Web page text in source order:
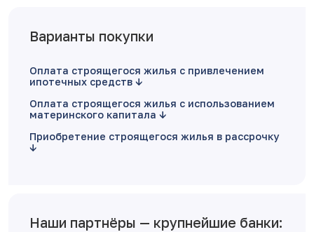
Варианты покупки
Оплата строящегося жилья с привлечением
ипотечных средств
Оплата строящегося жилья с использованием
материнского капитала
Приобретение строящегося жилья в рассрочку
Наши партнёры — крупнейшие банки: